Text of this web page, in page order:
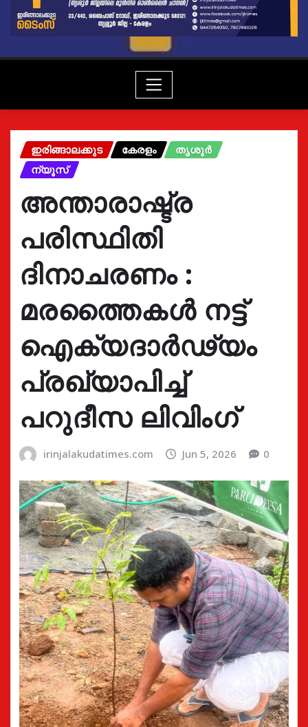
ഇരിങ്ങാലക്കുട കേരളം
തൃശൂർ
ന്യൂസ്
അന്താരാഷ്ട്ര
പരിസ്ഥിതി
ദിനാചരണം :
മരത്തൈകൾ നട്ട്
ഐക്യദാർഢ്യം
പ്രഖ്യാപിച്ച്
പറുദീസ ലിവിംഗ്
irinjalakudatimes.com Jun 5, 2026 0